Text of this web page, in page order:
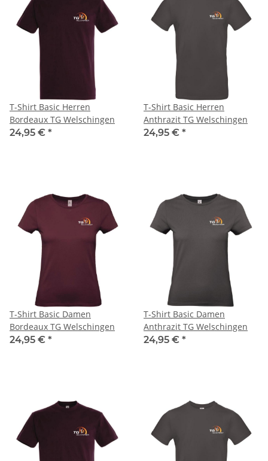
T-Shirt Basic Herren
Bordeaux TG Welschingen
24,95 € *
T-Shirt Basic Herren
Anthrazit TG Welschingen
24,95 € *
T-Shirt Basic Damen
Bordeaux TG Welschingen
24,95 € *
T-Shirt Basic Damen
Anthrazit TG Welschingen
24,95 € *